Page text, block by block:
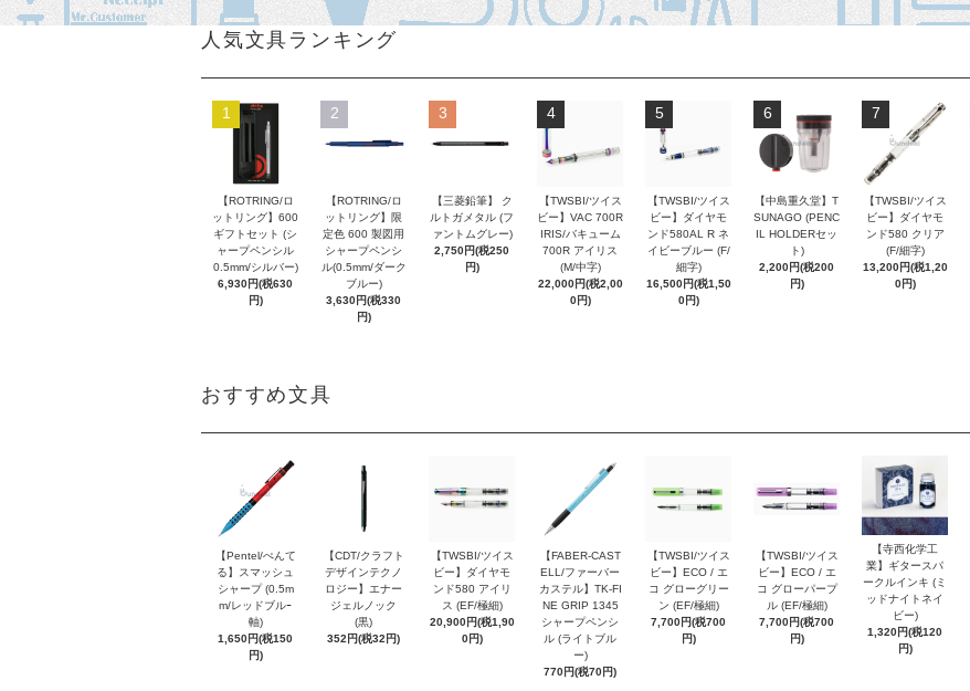
人気文具ランキング
1
【ROTRING/ロ
ットリング】600
ギフトセット (シ
ャープペンシル
0.5mm/シルバー)
6,930円(税630
円)
2
【ROTRING/ロ
ットリング】限
定色 600 製図用
シャープペンシ
ル(0.5mm/ダーク
ブルー)
3,630円(税330
円)
3
【三菱鉛筆】 ク
ルトガメタル (フ
ァントムグレー)
2,750円(税250
円)
4
【TWSBI/ツイス
ビー】VAC 700R
IRIS/バキューム
700R アイリス
(M/中字)
22,000円(税2,00
0円)
5
【TWSBI/ツイス
ビー】ダイヤモ
ンド580AL R ネ
イビーブルー (F/
細字)
16,500円(税1,50
0円)
6
【中島重久堂】T
SUNAGO (PENC
IL HOLDERセッ
ト)
2,200円(税200
円)
7
【TWSBI/ツイス
ビー】ダイヤモ
ンド580 クリア
(F/細字)
13,200円(税1,20
0円)
おすすめ文具
【Pentel/ぺんて
る】スマッシュ
シャープ (0.5m
m/レッドブルｰ
軸)
1,650円(税150
円)
【CDT/クラフト
デザインテクノ
ロジー】エナー
ジェルノック
(黒)
352円(税32円)
【TWSBI/ツイス
ビー】ダイヤモ
ンド580 アイリ
ス (EF/極細)
20,900円(税1,90
0円)
【FABER-CAST
ELL/ファーバー
カステル】TK-FI
NE GRIP 1345
シャープペンシ
ル (ライトブル
ー)
770円(税70円)
【TWSBI/ツイス
ビー】ECO / エ
コ グローグリー
ン (EF/極細)
7,700円(税700
円)
【TWSBI/ツイス
ビー】ECO / エ
コ グローパープ
ル (EF/極細)
7,700円(税700
円)
【寺西化学工
業】ギタースパ
ークルインキ (ミ
ッドナイトネイ
ビー)
1,320円(税120
円)